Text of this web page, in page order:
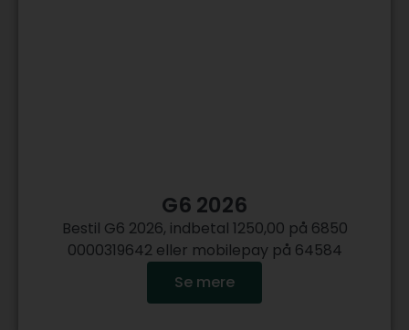
G6 2026
Bestil G6 2026, indbetal 1250,00 på 6850
0000319642 eller mobilepay på 64584
Se mere